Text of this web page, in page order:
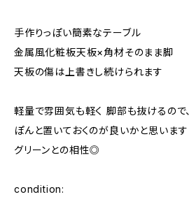
手作りっぽい簡素なテーブル
金属風化粧板天板×角材そのまま脚
天板の傷は上書きし続けられます
軽量で雰囲気も軽く 脚部も抜けるので、
ぽんと置いておくのが良いかと思います
グリーンとの相性◎
condition: